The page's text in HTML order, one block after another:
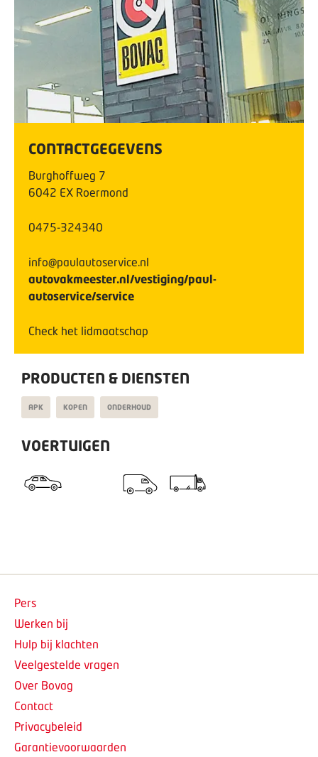
CONTACTGEGEVENS
Burghoffweg 7
6042 EX Roermond
0475-324340
info@paulautoservice.nl
autovakmeester.nl/vestiging/paul-
autoservice/service
Check het lidmaatschap
PRODUCTEN & DIENSTEN
APK KOPEN ONDERHOUD
VOERTUIGEN
Pers
Werken bij
Hulp bij klachten
Veelgestelde vragen
Over Bovag
Contact
Privacybeleid
Garantievoorwaarden